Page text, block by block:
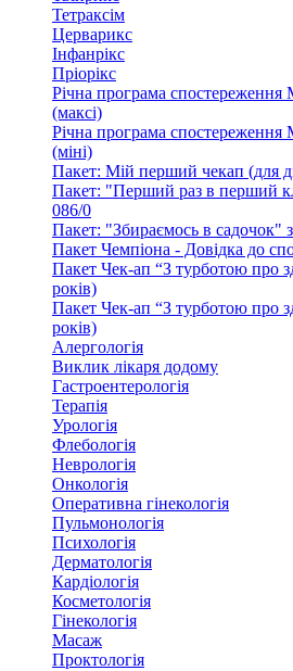
Тетраксім
Церварикс
Інфанрікс
Пріорікс
Річна програма
(максі)
Річна програма
(міні)
Пакет: Мій перший чекап (для
Пакет: "Перший раз в перший
086/0
Пакет: "Збираємось в садочок"
Пакет Чемпіона - Довідка до
Пакет Чек-ап “З турботою про
років)
Пакет Чек-ап “З турботою про
років)
Алергологія
Виклик лікаря додому
Гастроентерологія
Терапія
Урологія
Флебологія
Неврологія
Онкологія
Оперативна гінекологія
Пульмонологія
Психологія
Дерматологія
Кардіологія
Косметологія
Гінекологія
Масаж
Проктологія